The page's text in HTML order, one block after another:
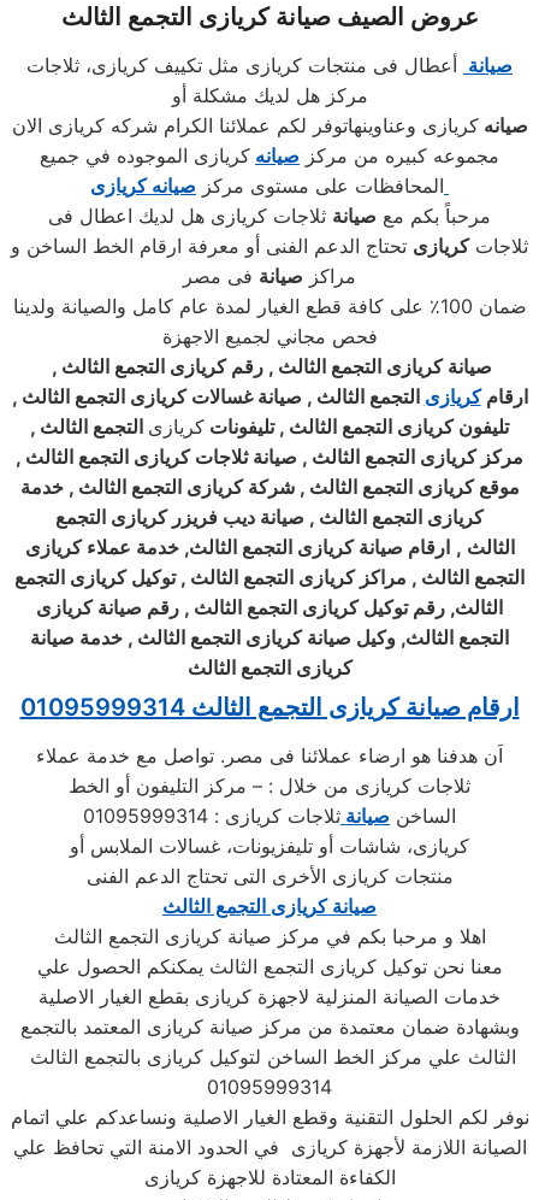
عروض الصيف صيانة كريازى التجمع الثالث
صيانة أعطال فى منتجات كريازى مثل تكييف كريازى، ثلاجات
مركز هل لديك مشكلة أو
صيانه كريازى وعناوينهاتوفر لكم عملائنا الكرام شركه كريازى الان
مجموعه كبيره من مركز صيانه كريازى الموجوده في جميع
المحافظات على مستوى مركز صيانهكريازى
مرحباً بكم مع صيانة ثلاجات كريازى هل لديك اعطال فى
ثلاجاتكريازى تحتاج الدعم الفنى أو معرفة ارقام الخط الساخن و
مراكز صيانة فى مصر
ضمان 100٪ على كافة قطع الغيار لمدة عام كامل والصيانة ولدينا
فحص مجاني لجميع الاجهزة
صيانةكريازى التجمع الثالث , رقمكريازى التجمع الثالث ,
ارقام كريازى التجمع الثالث , صيانة غسالاتكريازى التجمع الثالث ,
تليفونكريازى التجمع الثالث , تليفونات كريازى التجمع الثالث ,
مركزكريازى التجمع الثالث , صيانة ثلاجاتكريازى التجمع الثالث ,
موقعكريازى التجمع الثالث , شركةكريازى التجمع الثالث , خدمة
كريازى التجمع الثالث , صيانة ديب فريزركريازى التجمع
الثالث , ارقام صيانةكريازى التجمع الثالث, خدمة عملاءكريازى
التجمع الثالث , مراكزكريازى التجمع الثالث , توكيلكريازى التجمع
الثالث, رقم توكيلكريازى التجمع الثالث , رقم صيانةكريازى
التجمع الثالث, وكيل صيانةكريازى التجمع الثالث , خدمة صيانة
كريازى التجمع الثالث
ارقام صيانة كريازى التجمع الثالث 01095999314
اَن هدفنا هو ارضاء عملائنا فى مصر. تواصل مع خدمة عملاء
ثلاجات كريازى من خلال : – مركز التليفون أو الخط
الساخن صيانة ثلاجات كريازى : 01095999314
كريازى، شاشات أو تليفزيونات، غسالات الملابس أو
منتجات كريازى الأخرى التى تحتاج الدعم الفنى
صيانة كريازى التجمع الثالث
اهلا و مرحبا بكم في مركز صيانة كريازى التجمع الثالث
معنا نحن توكيل كريازى التجمع الثالث يمكنكم الحصول علي
خدمات الصيانة المنزلية لاجهزة كريازى بقطع الغيار الاصلية
وبشهادة ضمان معتمدة من مركز صيانة كريازى المعتمد بالتجمع
الثالث علي مركز الخط الساخن لتوكيل كريازى بالتجمع الثالث
01095999314
نوفر لكم الحلول التقنية وقطع الغيار الاصلية ونساعدكم علي اتمام
الصيانة اللازمة لأجهزة كريازى في الحدود الامنة التي تحافظ علي
الكفاءة المعتادة للاجهزة كريازى